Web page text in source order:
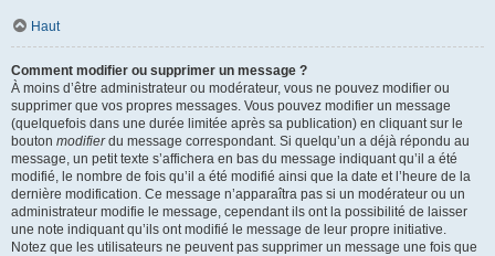
Haut
Comment modifier ou supprimer un message ?
À moins d’être administrateur ou modérateur, vous ne pouvez modifier ou
supprimer que vos propres messages. Vous pouvez modifier un message
(quelquefois dans une durée limitée après sa publication) en cliquant sur le
bouton modifierdu message correspondant. Si quelqu’un a déjà répondu au
message, un petit texte s’affichera en bas du message indiquant qu’il a été
modifié, le nombre de fois qu’il a été modifié ainsi que la date et l’heure de la
dernière modification. Ce message n’apparaîtra pas si un modérateur ou un
administrateur modifie le message, cependant ils ont la possibilité de laisser
une note indiquant qu’ils ont modifié le message de leur propre initiative.
Notez que les utilisateurs ne peuvent pas supprimer un message une fois que